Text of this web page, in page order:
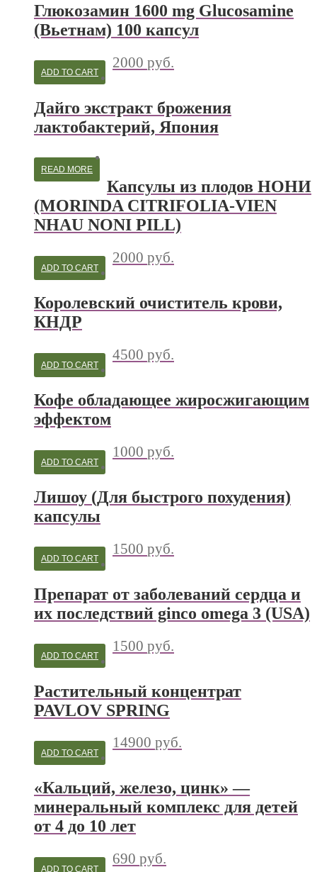
Глюкозамин 1600 mg Glucosamine
(Вьетнам) 100 капсул
2000 руб.
ADD TO CART
Дайго экстракт брожения
лактобактерий, Япония
READ MORE
Капсулы из плодов НОНИ
(MORINDA CITRIFOLIA-VIEN
NHAU NONI PILL)
2000 руб.
ADD TO CART
Королевский очиститель крови,
КНДР
4500 руб.
ADD TO CART
Кофе обладающее жиросжигающим
эффектом
1000 руб.
ADD TO CART
Лишоу (Для быстрого похудения)
капсулы
1500 руб.
ADD TO CART
Препарат от заболеваний сердца и
их последствий ginco omega 3 (USA)
1500 руб.
ADD TO CART
Растительный концентрат
PAVLOV SPRING
14900 руб.
ADD TO CART
«Кальций, железо, цинк» —
минеральный комплекс для детей
от 4 до 10 лет
690 руб.
ADD TO CART